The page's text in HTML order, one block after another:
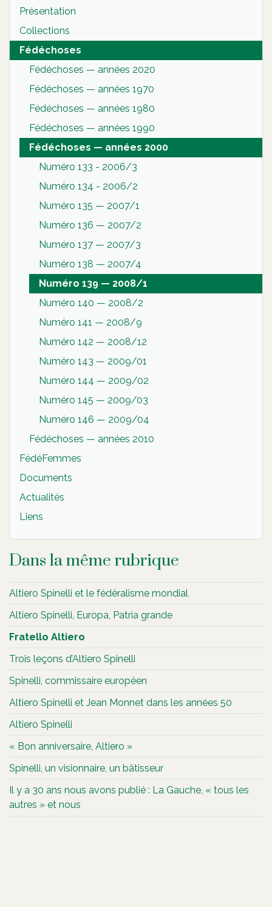
Présentation
Collections
Fédéchoses
Fédéchoses — années 2020
Fédéchoses — années 1970
Fédéchoses — années 1980
Fédéchoses — années 1990
Fédéchoses — années 2000
Numéro 133 - 2006/3
Numéro 134 - 2006/2
Numéro 135 — 2007/1
Numéro 136 — 2007/2
Numéro 137 — 2007/3
Numéro 138 — 2007/4
Numéro 139 — 2008/1
Numéro 140 — 2008/2
Numéro 141 — 2008/9
Numéro 142 — 2008/12
Numéro 143 — 2009/01
Numéro 144 — 2009/02
Numéro 145 — 2009/03
Numéro 146 — 2009/04
Fédéchoses — années 2010
FédéFemmes
Documents
Actualités
Liens
Dans la même rubrique
Altiero Spinelli et le fédéralisme mondial
Altiero Spinelli, Europa, Patria grande
Fratello Altiero
Trois leçons d’Altiero Spinelli
Spinelli, commissaire européen
Altiero Spinelli et Jean Monnet dans les années 50
Altiero Spinelli
« Bon anniversaire, Altiero »
Spinelli, un visionnaire, un bâtisseur
Il y a 30 ans nous avons publié : La Gauche, « tous les
autres » et nous